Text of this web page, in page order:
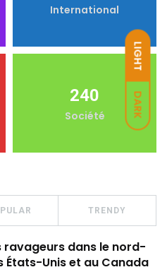
LIGHT
DARK
International
240
Société
TRENDY
ravageurs dans le nord-
États-Unis et au Canada